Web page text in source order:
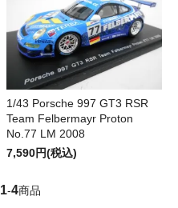
1/43 Porsche 997 GT3 RSR
Team Felbermayr Proton
No.77 LM 2008
7,590円(税込)
1-4商品